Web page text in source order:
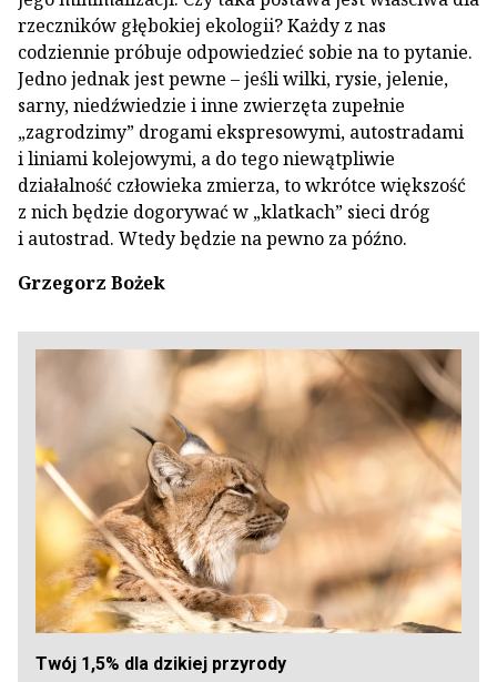
rzeczników głębokiej ekologii? Każdy z nas
codziennie próbuje odpowiedzieć sobie na to pytanie.
Jedno jednak jest pewne – jeśli wilki, rysie, jelenie,
sarny, niedźwiedzie i inne zwierzęta zupełnie
„zagrodzimy” drogami ekspresowymi, autostradami
i liniami kolejowymi, a do tego niewątpliwie
działalność człowieka zmierza, to wkrótce większość
z nich będzie dogorywać w „klatkach” sieci dróg
i autostrad. Wtedy będzie na pewno za późno.
Grzegorz Bożek
Twój 1,5% dla dzikiej przyrody